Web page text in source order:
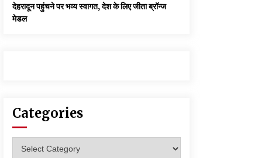
देहरादून पहुंचने पर भव्य स्वागत, देश के लिए जीता ब्रॉन्ज
मेडल
Categories